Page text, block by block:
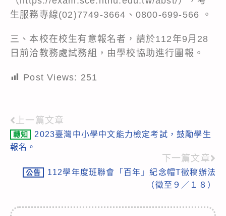
生服務專線(02)7749-3664、0800-699-566 。
三、本校在校生有意報名者，請於112年9月28
日前洽教務處試務組，由學校協助進行團報。
Post Views: 251
Read
more
上一篇文章
轉知
2023臺灣中小學中文能力檢定考試，鼓勵學生
報名。
下一篇文章
公告
112學年度班聯會「百年」紀念帽T徵稿辦法
（徵至９／１８）